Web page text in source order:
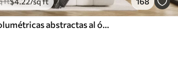
Flores volumétricas abstractas al óleo